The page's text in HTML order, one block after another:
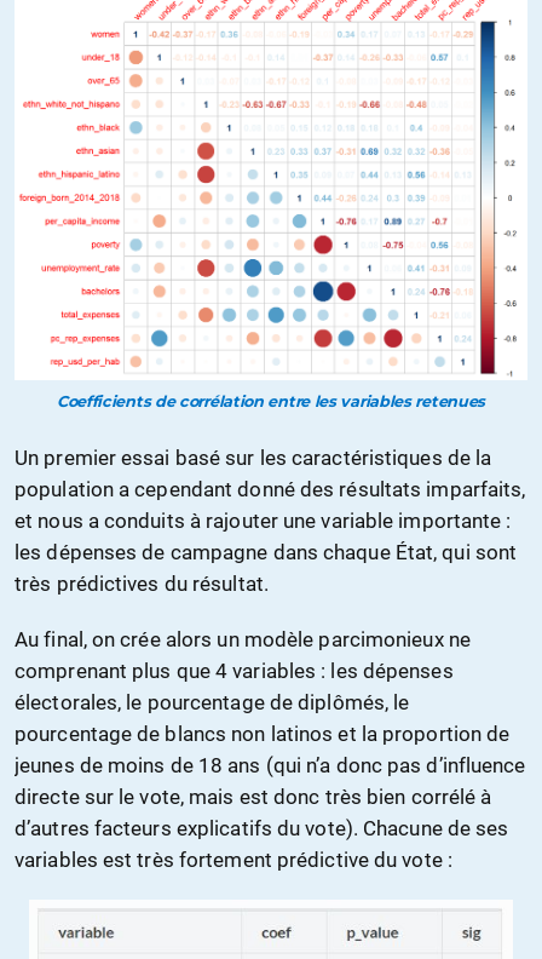
Coefficients de corrélation entre les variables retenues
Un premier essai basé sur les caractéristiques de la
population a cependant donné des résultats imparfaits,
et nous a conduits à rajouter une variable importante :
les dépenses de campagne dans chaque État, qui sont
très prédictives du résultat.
Au final, on crée alors un modèle parcimonieux ne
comprenant plus que 4 variables : les dépenses
électorales, le pourcentage de diplômés, le
pourcentage de blancs non latinos et la proportion de
jeunes de moins de 18 ans (qui n’a donc pas d’influence
directe sur le vote, mais est donc très bien corrélé à
d’autres facteurs explicatifs du vote). Chacune de ses
variables est très fortement prédictive du vote :